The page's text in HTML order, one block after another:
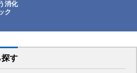
消化
ク
探す